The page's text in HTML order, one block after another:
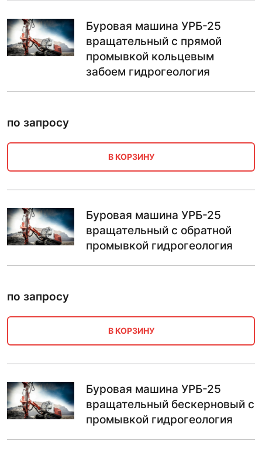
Буровая машина УРБ-25
вращательный с прямой
промывкой кольцевым
забоем гидрогеология
по запросу
В КОРЗИНУ
Буровая машина УРБ-25
вращательный с обратной
промывкой гидрогеология
по запросу
В КОРЗИНУ
Буровая машина УРБ-25
вращательный бескерновый с
промывкой гидрогеология